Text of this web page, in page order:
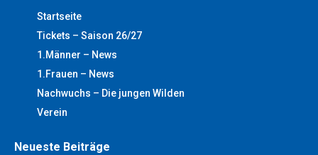
Startseite
Tickets – Saison 26/27
1.Männer – News
1.Frauen – News
Nachwuchs – Die jungen Wilden
Verein
Neueste Beiträge